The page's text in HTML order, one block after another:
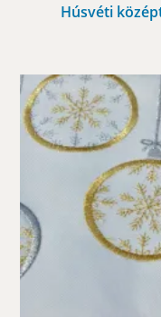
Húsvéti